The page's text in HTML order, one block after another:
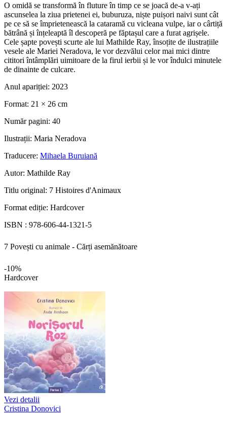
O omidă se transformă în fluture în timp ce se joacă de-a v-ați
ascunselea la ziua prietenei ei, buburuza, niște puișori naivi sunt cât
pe ce să se împrietenească la cataramă cu vicleana vulpe, iar o cârtiță
bătrână și înțeleaptă îl descoperă pe făptașul care a furat agrișele.
Cele șapte povești scurte ale lui Mathilde Ray, însoțite de ilustrațiile
vesele ale Mariei Neradova, le vor dezvălui celor mai mici dintre
cititori întâmplări uimitoare de la firul ierbii și le vor îndulci minutele
de dinainte de culcare.
Anul apariției: 2023
Format: 21 × 26 cm
Număr pagini: 40
Ilustrații: Maria Neradova
Traducere: Mihaela Buruiană
Autor: Mathilde Ray
Titlu original: 7 Histoires d'Animaux
Format ediție: Hardcover
ISBN : 978-606-44-1321-5
7 Povești cu animale - Cărți asemănătoare
-10%
Hardcover
Vezi detalii
Cristina Donovici